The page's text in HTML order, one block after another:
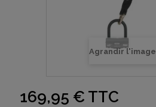
Agrandir l'image
169,95 € TTC